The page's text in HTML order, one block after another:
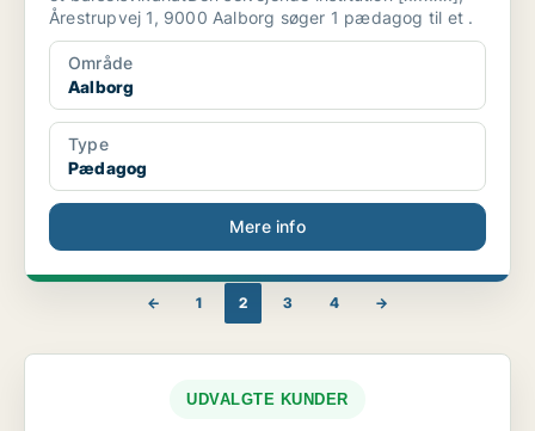
Årestrupvej 1, 9000 Aalborg søger 1 pædagog til et .
Område
Aalborg
Type
Pædagog
Mere info
← 1 2 3 4 →
UDVALGTE KUNDER